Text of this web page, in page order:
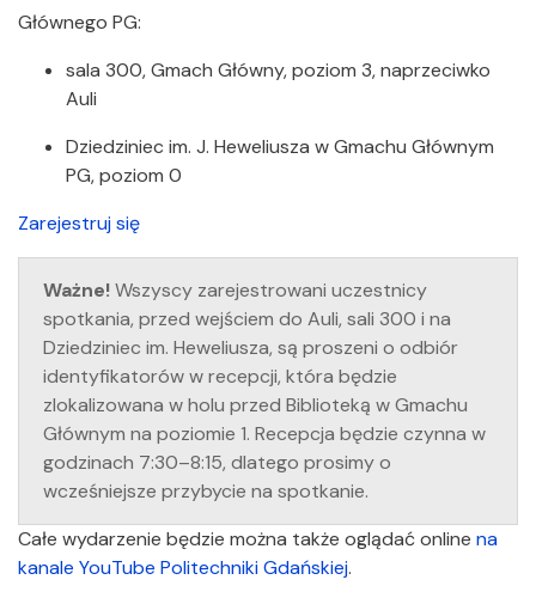
Głównego PG:
sala 300, Gmach Główny, poziom 3, naprzeciwko
Auli
Dziedziniec im. J. Heweliusza w Gmachu Głównym
PG, poziom 0
Zarejestruj się
Ważne!Wszyscy zarejestrowani uczestnicy
spotkania, przed wejściem do Auli, sali 300 i na
Dziedziniec im. Heweliusza, są proszeni o odbiór
identyfikatorów w recepcji, która będzie
zlokalizowana w holu przed Biblioteką w Gmachu
Głównym na poziomie 1. Recepcja będzie czynna w
godzinach 7:30–8:15, dlatego prosimy o
wcześniejsze przybycie na spotkanie.
Całe wydarzenie będzie można także oglądać online na
kanale YouTube Politechniki Gdańskiej.